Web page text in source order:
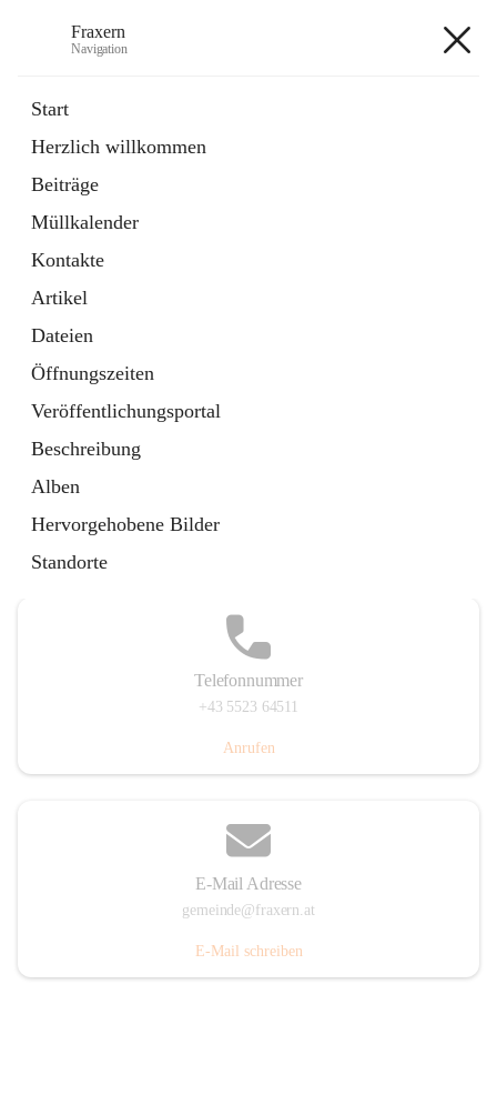
Fraxern
Navigation
Start
Herzlich willkommen
Beiträge
Müllkalender
Kontakte
Artikel
Dateien
Öffnungszeiten
Veröffentlichungsportal
Beschreibung
Alben
Hervorgehobene Bilder
Standorte
Ordner
in
Tab
Formulare
Artikel
öffnet
in
neuem
Tab
Telefonnummer
+43 5523 64511
Anrufen
E-Mail Adresse
gemeinde@fraxern.at
E-Mail schreiben